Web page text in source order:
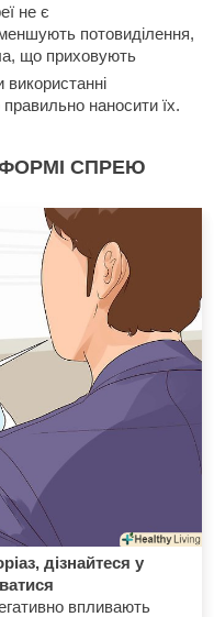
не є
потовиділення,
що приховують
наносити їх.
СПРЕЮ
дізнайтеся у
впливають